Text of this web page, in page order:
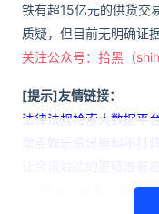
铁有超15亿元的供货交
质疑，但目前无明确证
关注公众号：拾黑（
[提示]友情链接：
法律法规检索大数据
*文章为作者独立观点